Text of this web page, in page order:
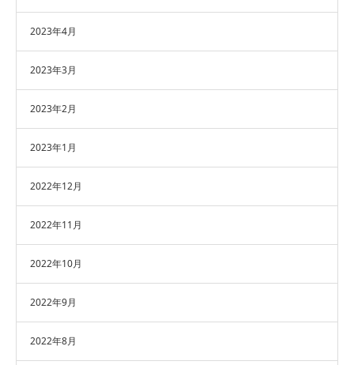
2023年4月
2023年3月
2023年2月
2023年1月
2022年12月
2022年11月
2022年10月
2022年9月
2022年8月